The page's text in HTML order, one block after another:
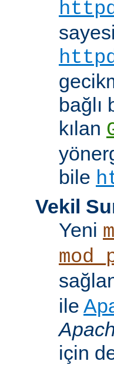
bağlı
kılan
bile
Vekil
Yeni
ile
için